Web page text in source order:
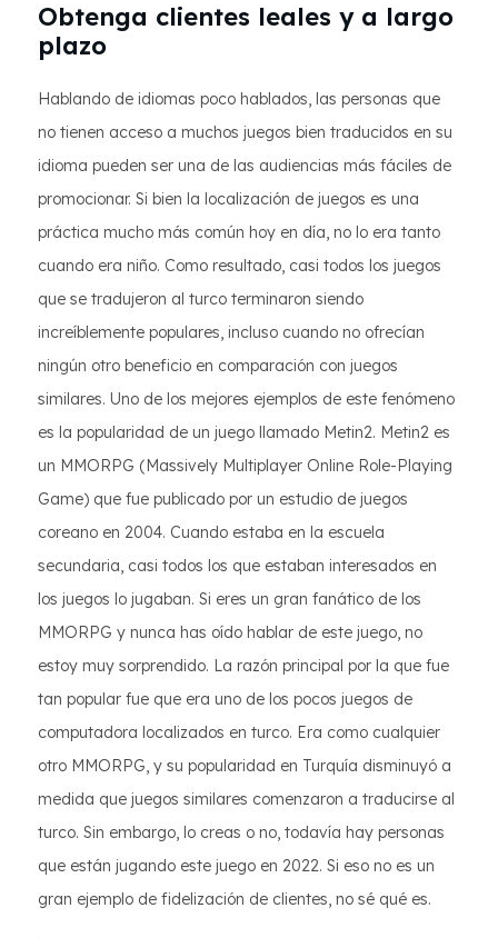
Obtenga clientes leales y a largo
plazo
Hablando de idiomas poco hablados, las personas que
no tienen acceso a muchos juegos bien traducidos en su
idioma pueden ser una de las audiencias más fáciles de
promocionar. Si bien la localización de juegos es una
práctica mucho más común hoy en día, no lo era tanto
cuando era niño. Como resultado, casi todos los juegos
que se tradujeron al turco terminaron siendo
increíblemente populares, incluso cuando no ofrecían
ningún otro beneficio en comparación con juegos
similares. Uno de los mejores ejemplos de este fenómeno
es la popularidad de un juego llamado Metin2. Metin2 es
un MMORPG (Massively Multiplayer Online Role-Playing
Game) que fue publicado por un estudio de juegos
coreano en 2004. Cuando estaba en la escuela
secundaria, casi todos los que estaban interesados en
los juegos lo jugaban. Si eres un gran fanático de los
MMORPG y nunca has oído hablar de este juego, no
estoy muy sorprendido. La razón principal por la que fue
tan popular fue que era uno de los pocos juegos de
computadora localizados en turco. Era como cualquier
otro MMORPG, y su popularidad en Turquía disminuyó a
medida que juegos similares comenzaron a traducirse al
turco. Sin embargo, lo creas o no, todavía hay personas
que están jugando este juego en 2022. Si eso no es un
gran ejemplo de fidelización de clientes, no sé qué es.